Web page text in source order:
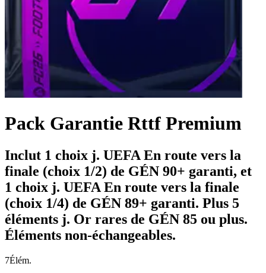
Pack Garantie Rttf Premium
Inclut 1 choix j. UEFA En route vers la
finale (choix 1/2) de GÉN 90+ garanti, et
1 choix j. UEFA En route vers la finale
(choix 1/4) de GÉN 89+ garanti. Plus 5
éléments j. Or rares de GÉN 85 ou plus.
Éléments non-échangeables.
7Élém.